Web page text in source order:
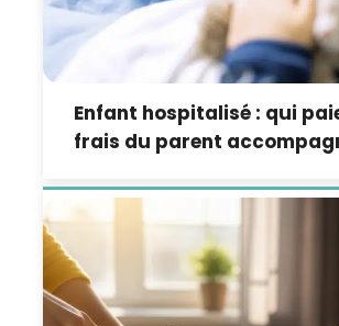
Enfant hospitalisé : qui
frais du parent